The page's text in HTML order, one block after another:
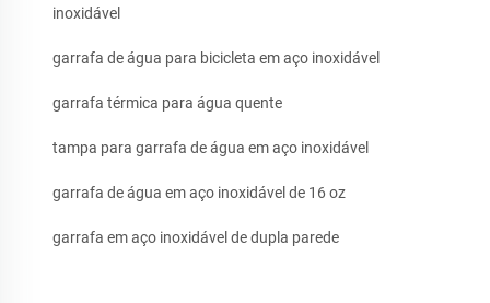
inoxidável
garrafa de água para bicicleta em aço inoxidável
garrafa térmica para água quente
tampa para garrafa de água em aço inoxidável
garrafa de água em aço inoxidável de 16 oz
garrafa em aço inoxidável de dupla parede